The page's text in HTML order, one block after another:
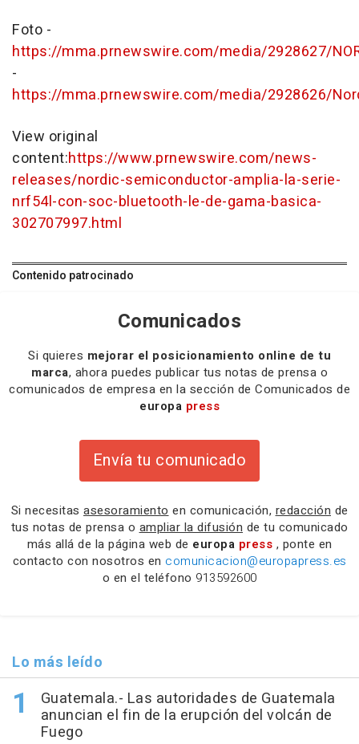
Foto -
https://mma.prnewswire.com/media/2928627/
-
https://mma.prnewswire.com/media/2928626/
View original
content:https://www.prnewswire.com/news-
releases/nordic-semiconductor-amplia-la-serie-
nrf54l-con-soc-bluetooth-le-de-gama-basica-
302707997.html
Contenido patrocinado
Comunicados
Si quieres mejorar el posicionamiento online de tu
marca, ahora puedes publicar tus notas de prensa o
comunicados de empresa en la sección de Comunicados de
europa press
Envía tu comunicado
Si necesitas asesoramiento en comunicación, redacción de
tus notas de prensa o ampliar la difusión de tu comunicado
más allá de la página web de europa press , ponte en
contacto con nosotros en comunicacion@europapress.es
o en el teléfono 913592600
Lo más leído
Guatemala.- Las autoridades de Guatemala
anuncian el fin de la erupción del volcán de
Fuego